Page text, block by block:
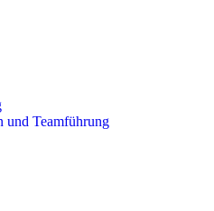
und Teamführung